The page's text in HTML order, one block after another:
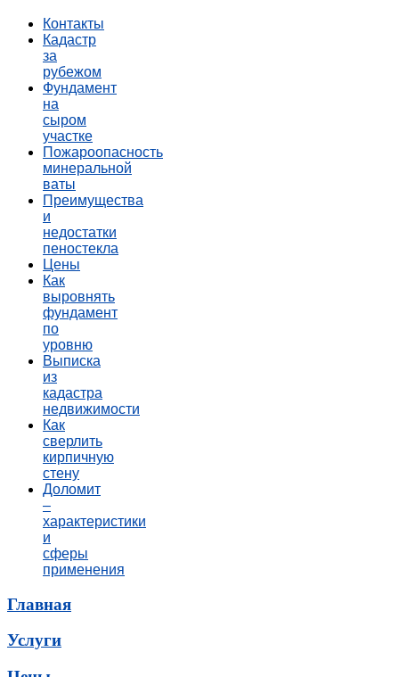
Контакты
Кадастр
за
рубежом
Фундамент
на
сыром
участке
Пожароопасность
минеральной
ваты
Преимущества
и
недостатки
пеностекла
Цены
Как
выровнять
фундамент
по
уровню
Выписка
из
кадастра
недвижимости
Как
сверлить
кирпичную
стену
Доломит
–
характеристики
и
сферы
применения
Главная
Услуги